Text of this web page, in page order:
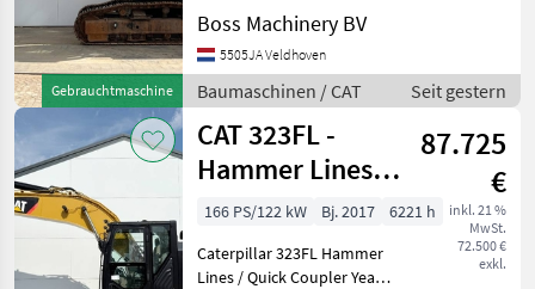
Gebrauchtmaschine
Baujahr: 2021
Referenznummer:
BM007886 Betriebsstunden:
10.178 Typ 352 – Next Gen
Standort: V
Boss Machinery BV
5505JA Veldhoven
Baumaschinen / CAT Seit gestern
CAT 323FL -
Hammer Lines /
Quick Coupler
87.725
€
inkl. 21 %
MwSt.
72.500 €
exkl.
166 PS/122 kW Bj. 2017
6221 h
Caterpillar 323FL Hammer
Lines / Quick Coupler Year: